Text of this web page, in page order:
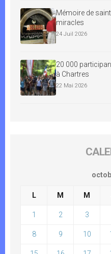
Mémoire de
miracles
24 Juil 2026
20 000
à Chartres
22 Mai 2026
L M M
1 2 3
8 9 10